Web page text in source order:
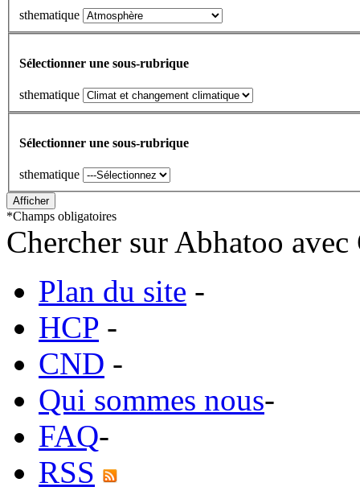
sthematique
Sélectionner une sous-rubrique
sthematique
Sélectionner une sous-rubrique
sthematique
*Champs obligatoires
Chercher sur Abhatoo
Plan du site -
HCP -
CND -
Qui sommes nous-
FAQ-
RSS